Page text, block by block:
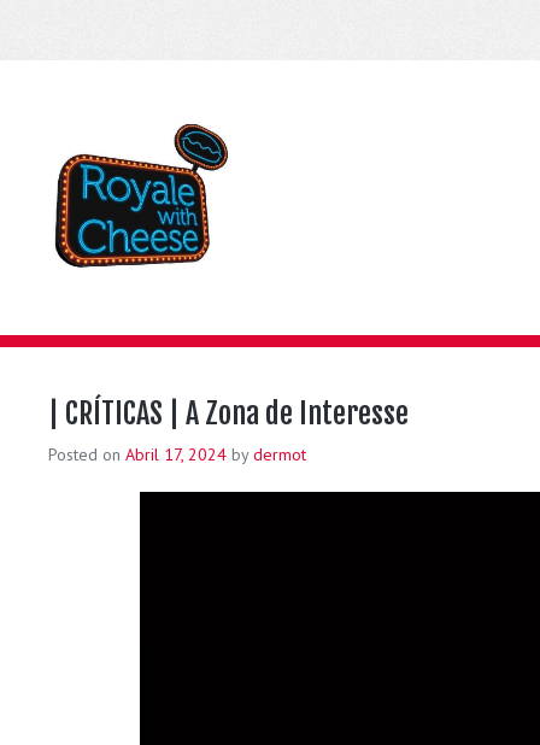
| CRÍTICAS | A Zona de Interesse
Posted on Abril 17, 2024 bydermot